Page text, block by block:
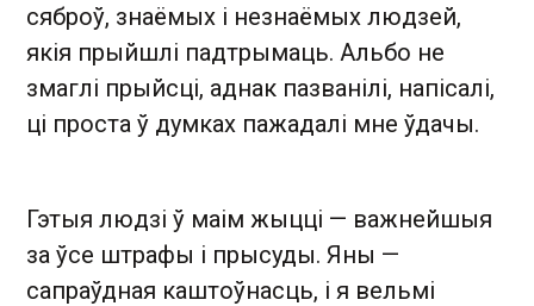
сяброў, знаёмых і незнаёмых людзей,
якія прыйшлі падтрымаць. Альбо не
змаглі прыйсці, аднак пазванілі, напісалі,
ці проста ў думках пажадалі мне ўдачы.
Гэтыя людзі ў маім жыцці — важнейшыя
за ўсе штрафы і прысуды. Яны —
сапраўдная каштоўнасць, і я вельмі